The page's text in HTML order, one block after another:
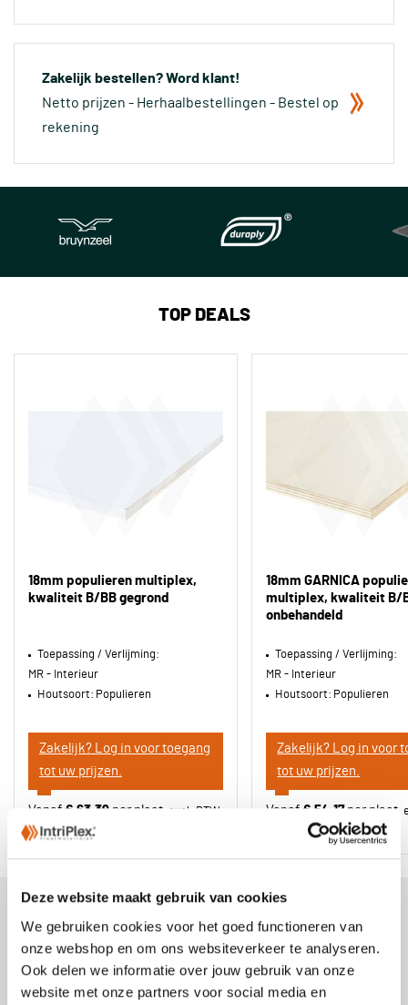
Deze website maakt gebruik van cookies
We gebruiken cookies voor het goed functioneren van
onze webshop en om ons websiteverkeer te analyseren.
Ook delen we informatie over jouw gebruik van onze
website met onze partners voor social media en
Zakelijk bestellen? Word klant!
Netto prijzen - Herhaalbestellingen - Bestel op
rekening
TOP DEALS
18mm populieren multiplex,
kwaliteit B/BB gegrond
Toepassing / Verlijming:
MR - Interieur
Houtsoort: Populieren
Zakelijk? Log in voor toegang
tot uw prijzen.
Vanaf € 63,39 per plaat
€ 20,78 / m2 excl. BTW
18mm GARNICA
multiplex, kwaliteit B/
onbehandeld
Toepassing / Verlijming:
MR - Interieur
Houtsoort: Populieren
Zakelijk? Log in voor
tot uw prijzen.
Vanaf € 54,17 per plaat
€ 17,76 / m2 excl. BTW